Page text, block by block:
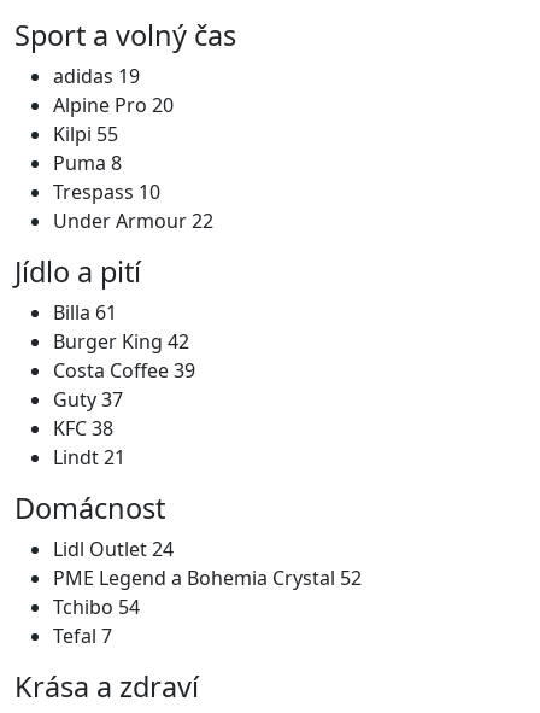
Sport a volný čas
adidas 19
Alpine Pro 20
Kilpi 55
Puma 8
Trespass 10
Under Armour 22
Jídlo a pití
Billa 61
Burger King 42
Costa Coffee 39
Guty 37
KFC 38
Lindt 21
Domácnost
Lidl Outlet 24
PME Legend a Bohemia Crystal 52
Tchibo 54
Tefal 7
Krása a zdraví